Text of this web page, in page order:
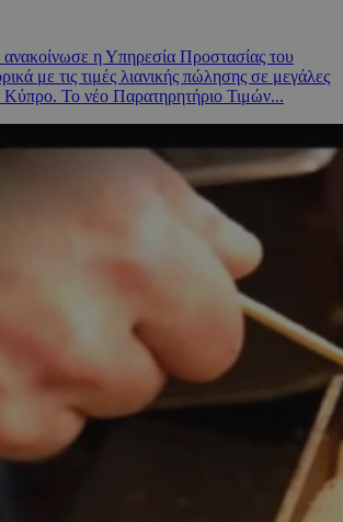
η Υπηρεσία Προστασίας του
με τις τιμές λιανικής πώλησης σε μεγάλες
Κύπρο. Το νέο Παρατηρητήριο Τιμών...